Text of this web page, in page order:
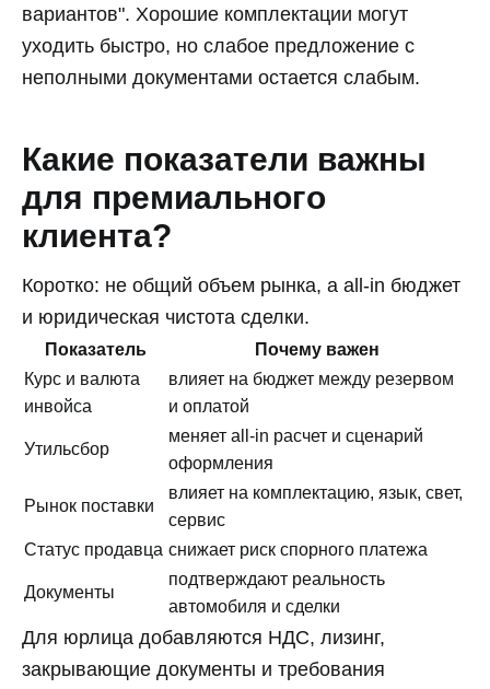
вариантов". Хорошие комплектации могут
уходить быстро, но слабое предложение с
неполными документами остается слабым.
Какие показатели важны
для премиального
клиента?
Коротко: не общий объем рынка, а all-in бюджет
и юридическая чистота сделки.
Показатель
Почему важен
Курс и валюта
инвойса
влияет на бюджет между резервом
и оплатой
Утильсбор
меняет all-in расчет и сценарий
оформления
Рынок поставки
влияет на комплектацию, язык, свет,
сервис
Статус продавца снижает риск спорного платежа
Документы
подтверждают реальность
автомобиля и сделки
Для юрлица добавляются НДС, лизинг,
закрывающие документы и требования